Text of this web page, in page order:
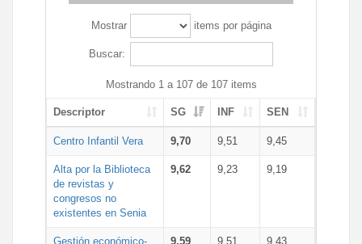
Mostrar items por página
Buscar:
Mostrando 1 a 107 de 107 items
Descriptor SG INF SEN
Centro Infantil Vera 9,70 9,51 9,45
Alta por la Biblioteca
de revistas y
congresos no
existentes en Senia
9,62 9,23 9,19
Gestión económico-
9,59 9,51 9,43